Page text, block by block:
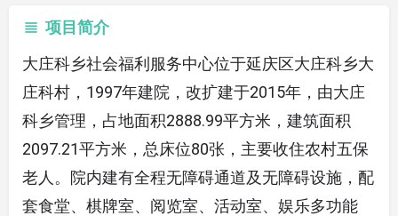
项目简介
大庄科乡社会福利服务中心位于延庆区大庄科乡大
庄科村，1997年建院，改扩建于2015年，由大庄
科乡管理，占地面积2888.99平方米，建筑面积
2097.21平方米，总床位80张，主要收住农村五保
老人。院内建有全程无障碍通道及无障碍设施，配
套食堂、棋牌室、阅览室、活动室、娱乐多功能